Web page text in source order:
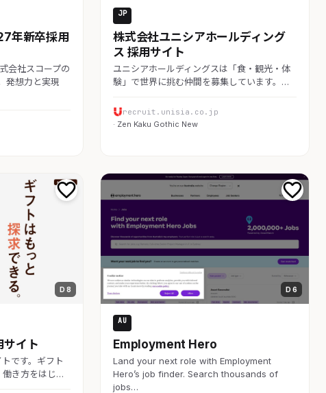
年新卒採用
会社スコープの
発想力と実現
JP
株式会社ユニシアホールディング
ス 採用サイト
ユニシアホールディングスは「食・観光・体
験」で世界に挑む仲間を募集しています。…
recruit.unisia.co.jp
· Zen Kaku Gothic New
D 8
サイト
です。ギフト
働き方をはじ…
D 6
AU
Employment Hero
Land your next role with Employment
Hero’s job finder. Search thousands of
jobs…